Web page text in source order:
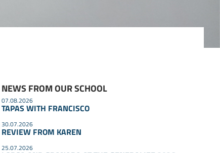
NEWS FROM OUR SCHOOL
07.08.2026
TAPAS WITH FRANCISCO
30.07.2026
REVIEW FROM KAREN
25.07.2026